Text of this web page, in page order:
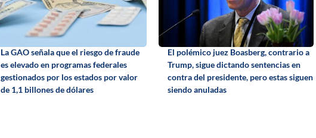
La GAO señala que el riesgo de fraude
es elevado en programas federales
gestionados por los estados por valor
de 1,1 billones de dólares
El polémico juez Boasberg, contrario a
Trump, sigue dictando sentencias en
contra del presidente, pero estas siguen
siendo anuladas